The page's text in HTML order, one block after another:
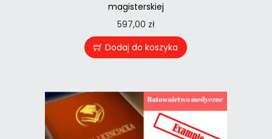
magisterskiej
597,00 zł
Dodaj do koszyka